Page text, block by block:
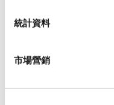
統計資料
市場營銷
環境規範
機械規格
安裝和安裝規範